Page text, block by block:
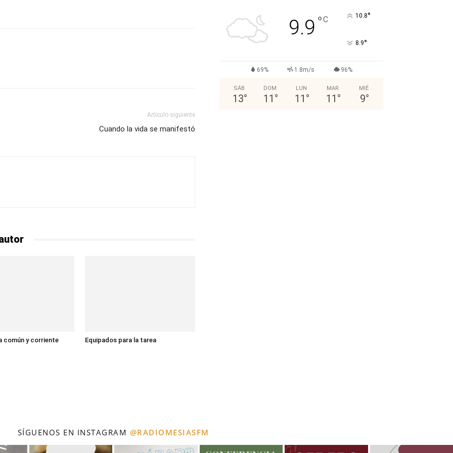
Artículo siguiente
Cuando la vida se manifestó
común y corriente Equipados para la tarea
9.9 °C 10.8°
8.9°
69% 1.8m/s 96%
SÁB
13°
DOM
11 °
LUN
11 °
MAR
11 °
MIÉ
9°
SÍGUENOS EN INSTAGRAM @RADIOMESIASFM